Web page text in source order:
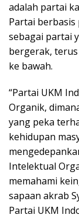
adalah partai
Partai berbasis
sebagai partai
bergerak,
ke bawah.
“Partai UKM
Organik,
yang peka
kehidupan
Intelektual
memahami
sapaan akrab
Partai UKM